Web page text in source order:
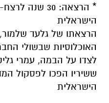
* הרצאה: 30
הישראלית
הרצאתו של גלעד
האוכלוסיות שבשולי
ששיריו הפכו לפסקול
הישראלית